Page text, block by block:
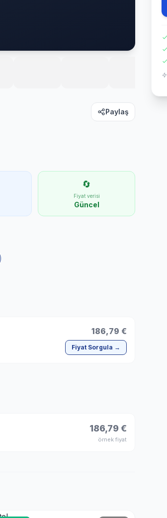
Paylaş
🔄
Fiyat verisi
Güncel
186,79 €
Fiyat Sorgula →
186,79 €
örnek fiyat